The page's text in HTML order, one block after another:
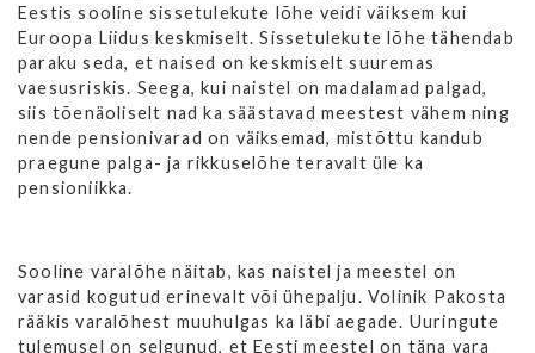
Eestis sooline sissetulekute lõhe veidi väiksem kui
Euroopa Liidus keskmiselt. Sissetulekute lõhe tähendab
paraku seda, et naised on keskmiselt suuremas
vaesusriskis. Seega, kui naistel on madalamad palgad,
siis tõenäoliselt nad ka säästavad meestest vähem ning
nende pensionivarad on väiksemad, mistõttu kandub
praegune palga- ja rikkuselõhe teravalt üle ka
pensioniikka.
Sooline varalõhe näitab, kas naistel ja meestel on
varasid kogutud erinevalt või ühepalju. Volinik Pakosta
rääkis varalõhest muuhulgas ka läbi aegade. Uuringute
tulemusel on selgunud, et Eesti meestel on täna vara